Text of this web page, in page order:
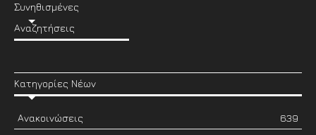
Συνηθισμένες
Αναζητήσεις
Κατηγορίες Νέων
Ανακοινώσεις
639